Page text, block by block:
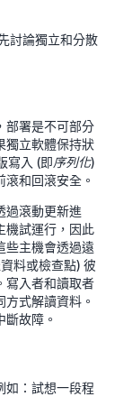
討論獨立和分散
部署是不可部分
獨立軟體保持狀
寫入 (即序列化)
和回滾安全。
過滾動更新進
機試運行，因此
些主機會透過遠
料或檢查點) 彼
寫入者和讀取者
式解讀資料。
故障。
如：試想一段程